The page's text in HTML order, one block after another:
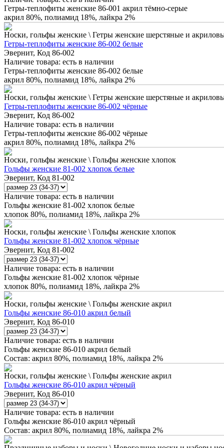
Гетры-теплофиты женские 86-001 акрил тёмно-серые
акрил 80%, полиамид 18%, лайкра 2%
Носки, гольфы женские \ Гетры женские шерстяные и
Гетры-теплофиты женские 86-002 белые
Эвернит, Код 86-002
Наличие товара: есть в наличии
Гетры-теплофиты женские 86-002 белые
акрил 80%, полиамид 18%, лайкра 2%
Носки, гольфы женские \ Гетры женские шерстяные и
Гетры-теплофиты женские 86-002 чёрные
Эвернит, Код 86-002
Наличие товара: есть в наличии
Гетры-теплофиты женские 86-002 чёрные
акрил 80%, полиамид 18%, лайкра 2%
Носки, гольфы женские \ Гольфы женские хлопок
Гольфы женские 81-002 хлопок белые
Эвернит, Код 81-002
Наличие товара: есть в наличии
Гольфы женские 81-002 хлопок белые
хлопок 80%, полиамид 18%, лайкра 2%
Носки, гольфы женские \ Гольфы женские хлопок
Гольфы женские 81-002 хлопок чёрные
Эвернит, Код 81-002
Наличие товара: есть в наличии
Гольфы женские 81-002 хлопок чёрные
хлопок 80%, полиамид 18%, лайкра 2%
Носки, гольфы женские \ Гольфы женские акрил
Гольфы женские 86-010 акрил белый
Эвернит, Код 86-010
Наличие товара: есть в наличии
Гольфы женские 86-010 акрил белый
Состав: акрил 80%, полиамид 18%, лайкра 2%
Носки, гольфы женские \ Гольфы женские акрил
Гольфы женские 86-010 акрил чёрный
Эвернит, Код 86-010
Наличие товара: есть в наличии
Гольфы женские 86-010 акрил чёрный
Состав: акрил 80%, полиамид 18%, лайкра 2%